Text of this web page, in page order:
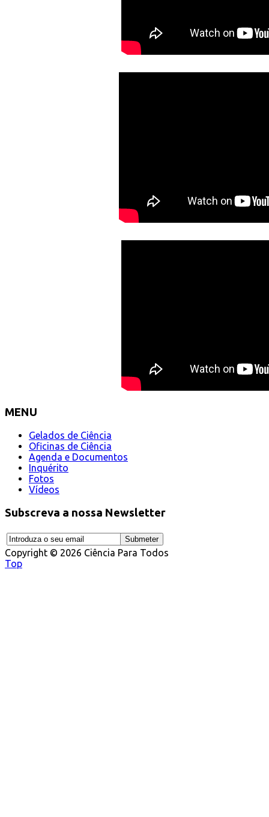
MENU
Gelados de Ciência
Oficinas de Ciência
Agenda e Documentos
Inquérito
Fotos
Vídeos
Subscreva a nossa Newsletter
Copyright © 2026 Ciência Para Todos
Top